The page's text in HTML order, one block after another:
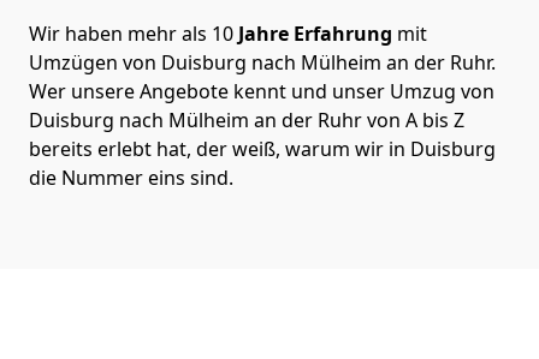
Wir haben mehr als 10 Jahre Erfahrung mit
Umzügen von Duisburg nach Mülheim an der Ruhr.
Wer unsere Angebote kennt und unser Umzug von
Duisburg nach Mülheim an der Ruhr von A bis Z
bereits erlebt hat, der weiß, warum wir in Duisburg
die Nummer eins sind.